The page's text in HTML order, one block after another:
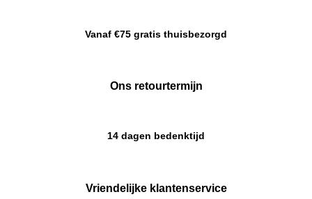
Vanaf €75 gratis thuisbezorgd
Ons retourtermijn
14 dagen bedenktijd
Vriendelijke klantenservice